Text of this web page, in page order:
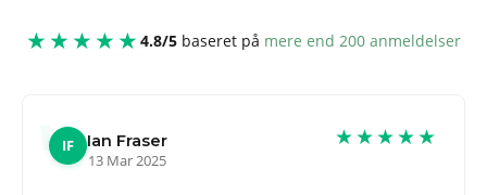
★★★★★ 4.8/5 baseret på mere end 200 anmeldelser
IF
Ian Fraser
13 Mar 2025
★★★★★